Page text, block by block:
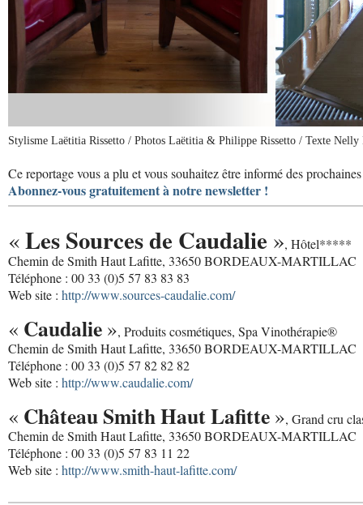
Stylisme Laëtitia Rissetto / Photos Laëtitia & Philippe Rissetto / Texte Nelly
Ce reportage vous a plu et vous souhaitez être informé des
Abonnez-vous gratuitement à notre newsletter !
«Les Sources de Caudalie », Hôtel*****
Chemin de Smith Haut Lafitte, 33650 BORDEAUX-MARTILLAC
Téléphone : 00 33 (0)5 57 83 83 83
Web site : http://www.sources-caudalie.com/
« Caudalie », Produits cosmétiques, Spa Vinothérapie®
Chemin de Smith Haut Lafitte, 33650 BORDEAUX-MARTILLAC
Téléphone : 00 33 (0)5 57 82 82 82
Web site : http://www.caudalie.com/
« Château Smith Haut Lafitte », Grand cru
Chemin de Smith Haut Lafitte, 33650 BORDEAUX-MARTILLAC
Téléphone : 00 33 (0)5 57 83 11 22
Web site : http://www.smith-haut-lafitte.com/